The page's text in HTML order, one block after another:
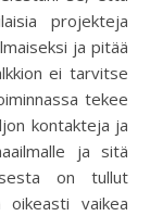
projekteja
ja pitää
ei tarvitse
tekee
kontakteja ja
ja sitä
on tullut
vaikea